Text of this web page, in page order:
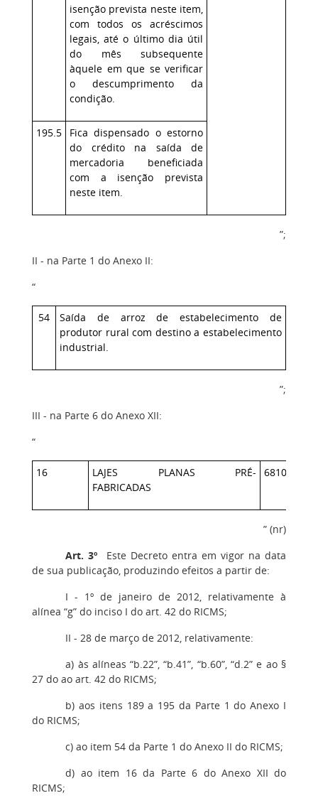
isenção prevista neste item,
com todos os acréscimos
legais, até o último dia útil
do mês subsequente
àquele em que se verificar
o descumprimento da
condição.
195.5
Fica dispensado o estorno
do crédito na saída de
mercadoria beneficiada
com a isenção prevista
neste item.
”;
II - na Parte 1 do Anexo II:
“
54
Saída de arroz de estabelecimento de
produtor rural com destino a estabelecimento
industrial.
”;
III - na Parte 6 do Anexo XII:
“
16
LAJES PLANAS PRÉ-
FABRICADAS
” (nr)
Art. 3º Este Decreto entra em vigor na data
de sua publicação, produzindo efeitos a partir de:
I - 1º de janeiro de 2012, relativamente à
alínea “g” do inciso I do art. 42 do RICMS;
II - 28 de março de 2012, relativamente:
a) às alíneas “b.22”, “b.41”, “b.60”, “d.2” e ao §
27 do ao art. 42 do RICMS;
b) aos itens 189 a 195 da Parte 1 do Anexo I
do RICMS;
c) ao item 54 da Parte 1 do Anexo II do RICMS;
d) ao item 16 da Parte 6 do Anexo XII do
RICMS;